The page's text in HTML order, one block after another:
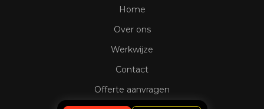
Home
Over ons
Werkwijze
Contact
Offerte aanvragen